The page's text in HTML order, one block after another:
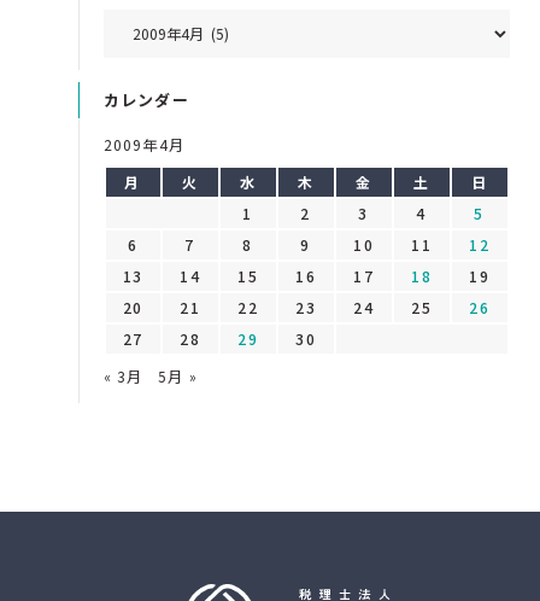
カレンダー
2009年4月
月
火 水 木 金 土
日
1
2 3 4
5
6
7 8 9 10 11
12
13
14 15 16 17 18
19
20
21 22 23 24 25
26
27
28 29
30
« 3月
5月 »